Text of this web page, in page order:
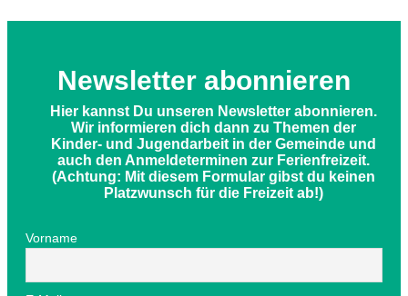
Newsletter abonnieren
Hier kannst Du unseren Newsletter abonnieren.
Wir informieren dich dann zu Themen der
Kinder- und Jugendarbeit in der Gemeinde und
auch den Anmeldeterminen zur Ferienfreizeit.
(Achtung: Mit diesem Formular gibst du keinen
Platzwunsch für die Freizeit ab!)
Vorname